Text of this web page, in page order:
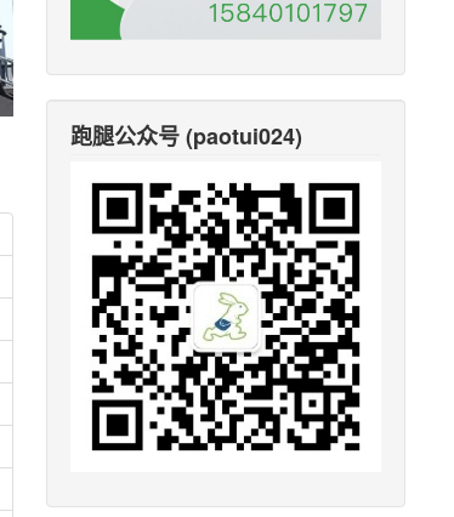
跑腿公众号 (paotui024)